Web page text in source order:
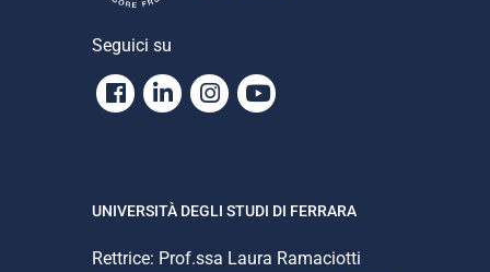
Seguici su
Facebook
LinkedinInstagram
Youtube
UNIVERSITÀ DEGLI STUDI DI FERRARA
Rettrice: Prof.ssa Laura Ramaciotti